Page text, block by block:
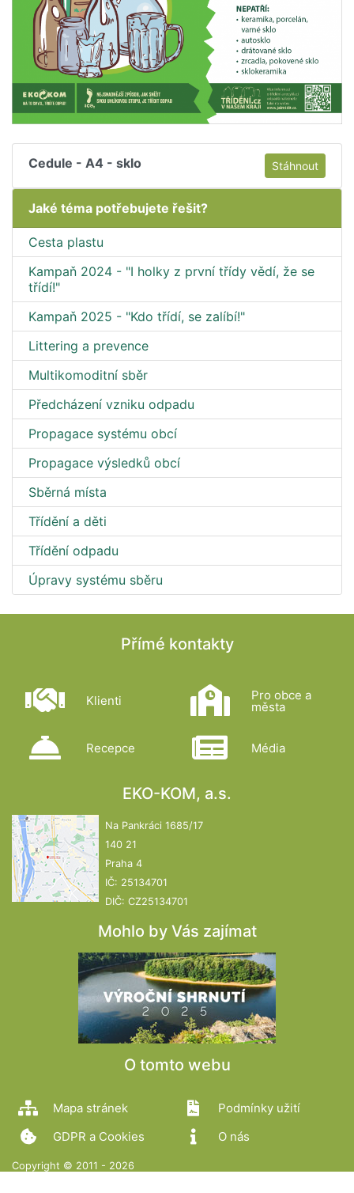
Cedule - A4 - sklo Stáhnout
Jaké téma potřebujete řešit?
Cesta plastu
Kampaň 2024 - "I holky z první třídy vědí, že se
třídí!"
Kampaň 2025 - "Kdo třídí, se zalíbí!"
Littering a prevence
Multikomoditní sběr
Předcházení vzniku odpadu
Propagace systému obcí
Propagace výsledků obcí
Sběrná místa
Třídění a děti
Třídění odpadu
Úpravy systému sběru
Přímé kontakty
Klienti Pro obce a
města
Recepce Média
EKO-KOM, a.s.
Na Pankráci 1685/17
140 21
Praha 4
IČ: 25134701
DIČ: CZ25134701
Mohlo by Vás zajímat
O tomto webu
Mapa stránek
Podmínky užití
GDPR a Cookies
O nás
Copyright © 2011 - 2026